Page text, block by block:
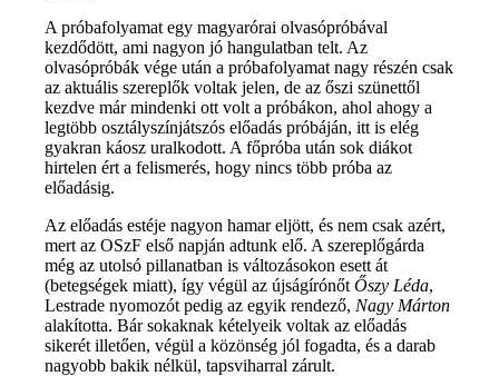
A próbafolyamat egy magyarórai olvasópróbával
kezdődött, ami nagyon jó hangulatban telt. Az
olvasópróbák vége után a próbafolyamat nagy részén csak
az aktuális szereplők voltak jelen, de az őszi szünettől
kezdve már mindenki ott volt a próbákon, ahol ahogy a
legtöbb osztályszínjátszós előadás próbáján, itt is elég
gyakran káosz uralkodott. A főpróba után sok diákot
hirtelen ért a felismerés, hogy nincs több próba az
előadásig.
Az előadás estéje nagyon hamar eljött, és nem csak azért,
mert az OSzF első napján adtunk elő. A szereplőgárda
még az utolsó pillanatban is változásokon esett át
(betegségek miatt), így végül az újságírónőt Őszy Léda,
Lestrade nyomozót pedig az egyik rendező, Nagy Márton
alakította. Bár sokaknak kételyeik voltak az előadás
sikerét illetően, végül a közönség jól fogadta, és a darab
nagyobb bakik nélkül, tapsviharral zárult.